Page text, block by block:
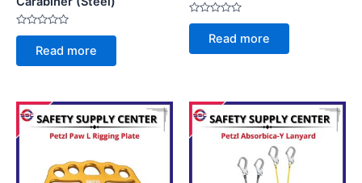
Rated
of
Read more
Rated
of
Read more